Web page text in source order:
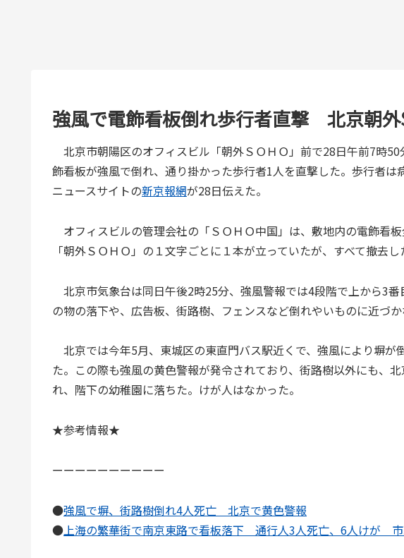
強風で電飾看板倒れ歩行者直撃 北京朝外
北京市朝陽区のオフィスビル「朝外ＳＯＨＯ」前で28日午前7時
飾看板が強風で倒れ、通り掛かった歩行者1人を直撃した。歩行者は
ニュースサイトの新京報網が28日伝えた。
オフィスビルの管理会社の「ＳＯＨＯ中国」は、敷地内の電飾看
「朝外ＳＯＨＯ」の１文字ごとに１本が立っていたが、すべて撤去し
北京市気象台は同日午後2時25分、強風警報では4段階で上から3
の物の落下や、広告板、街路樹、フェンスなど倒れやいものに近づか
北京では今年5月、東城区の東直門バス駅近くで、強風により塀が
た。この際も強風の黄色警報が発令されており、街路樹以外にも、
れ、階下の幼稚園に落ちた。けが人はなかった。
★参考情報★
ーーーーーーーーーー
●強風で塀、街路樹倒れ4人死亡 北京で黄色警報
● 上海の繁華街で南京東路で看板落下 通行人3人死亡、6人けが